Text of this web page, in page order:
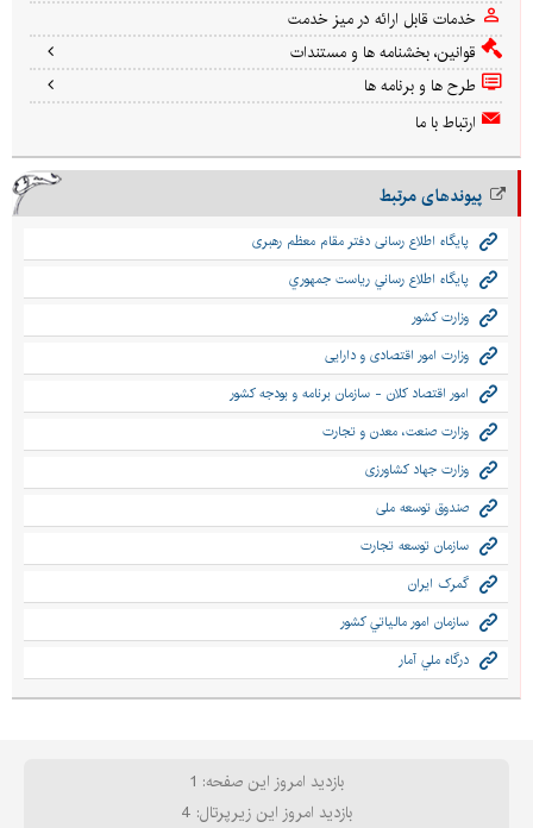
خدمات قابل ارائه در میز خدمت
قوانین، بخشنامه ها و مستندات
طرح ها و برنامه ها
ارتباط با ما
پیوندهای مرتبط
پایگاه اطلاع رسانی دفتر مقام معظم رهبری
پايگاه اطلاع رساني رياست جمهوري
وزارت کشور
وزارت امور اقتصادی و دارایی
امور اقتصاد كلان - سازمان برنامه و بودجه كشور
وزارت صنعت، معدن و تجارت
وزارت جهاد کشاورزی
صندوق توسعه ملی
سازمان توسعه تجارت
گمرک ایران
سازمان امور مالياتي كشور
درگاه ملي آمار
بازدید امروز این صفحه: 1
بازدید امروز این زیرپرتال: 4